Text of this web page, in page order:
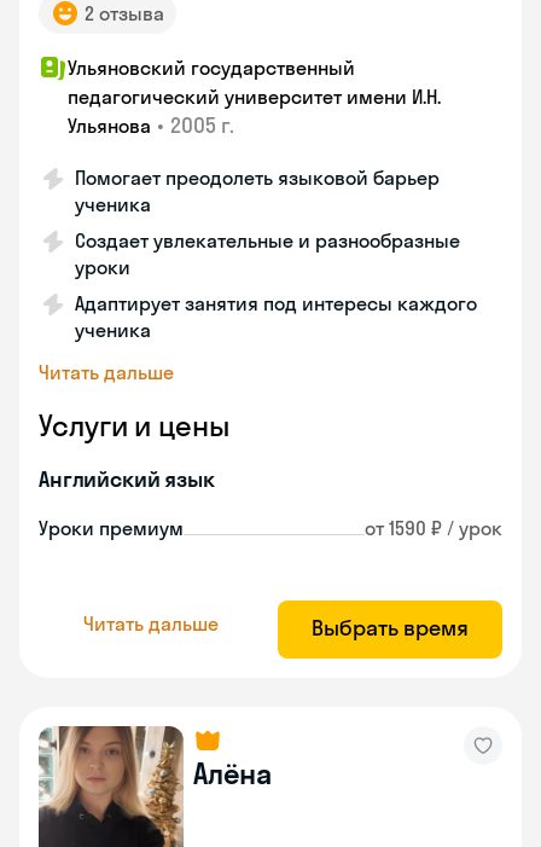
2 отзыва
Ульяновский государственный
педагогический университет имени И.Н.
Ульянова • 2005 г.
Помогает преодолеть языковой барьер
ученика
Создает увлекательные и разнообразные
уроки
Адаптирует занятия под интересы каждого
ученика
Читать дальше
Услуги и цены
Английский язык
Уроки премиум от 1590 ₽ / урок
Читать дальше Выбрать время
Алёна